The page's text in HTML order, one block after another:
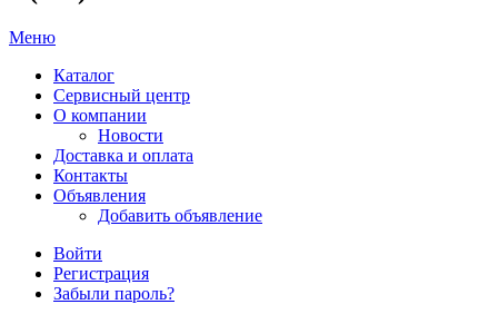
Меню
Каталог
Сервисный центр
О компании
Новости
Доставка и оплата
Контакты
Объявления
Добавить объявление
Войти
Регистрация
Забыли пароль?